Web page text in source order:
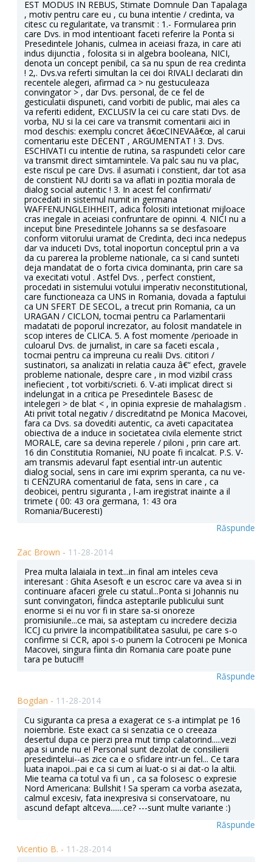
EST MODUS IN REBUS, Stimate Domnule Dan Tapalaga
, motiv pentru care eu , cu buna intentie / credinta, va
citesc cu regularitate, va transmit : 1.- Formularea prin
care Dvs. in mod intentioant faceti referire la Ponta si
Presedintele Johanis, culmea in aceiasi fraza, in care ati
indus dijunctia , folosita si in algebra booleana, NICI,
denota un concept penibil, ca sa nu spun de rea credinta
! 2,. Dvs.va referti simultan la cei doi RIVALI declarati din
recentele alegeri, afirmad ca > nu gestuculeaza
convingator > , dar Dvs. personal, de ce fel de
gesticulatii dispuneti, cand vorbiti de public, mai ales ca
va referiti edident, EXCLUSIV la cei cu care stati Dvs. de
vorba, NU si la cei care va transmit comentarii aici in
mod deschis: exemplu concret â€œCINEVAâ€œ, al carui
comentariu este DECENT , ARGUMENTAT ! 3. Dvs.
ESCHIVATI cu intentie de rutina, sa raspundeti celor care
va transmit direct simtamintele. Va palc sau nu va plac,
este riscul pe care Dvs. il asumati i constient, dar tot asa
de constient NU doriti sa va aflati in pozitia morala de
dialog social autentic ! 3. In acest fel confirmati/
procedati in sistemul numit in germana
WAFFENUNGLEIHHEIT, adica folositi intetionat mijloace
cras inegale in aceiasi confruntare de opinni. 4. NICI nu a
inceput bine Presedintele Johanns sa se desfasoare
conform viitorului uramat de Credinta, deci inca nedepus
dar va induceti Dvs, total inoportun conceptul prin a va
da cu parerea la probleme nationale, ca si cand sunteti
deja mandatat de o forta civica dominanta, prin care sa
va execitati votul . Astfel Dvs. , perfect constient,
procedati in sistemului votului imperativ neconstitutional,
care functioneaza ca UNS in Romania, dovada a faptului
ca UN SFERT DE SECOL, a trecut prin Romania, ca un
URAGAN / CICLON, tocmai pentru ca Parlamentarii
madatati de poporul increzator, au folosit mandatele in
scop interes de CLICA. 5. A fost momente /perioade in
culoarul Dvs. de jurnalist, in care sa faceti escala ,
tocmai pentru ca impreuna cu realii Dvs. cititori /
sustinatori, sa analizati in relatia cauza â€“ efect, gravele
probleme nationale, despre care , in mod vizibil crass
inefiecient , tot vorbiti/scrieti. 6. V-ati implicat direct si
indelungat in a critica pe Presedintele Basesc de
intelegeri > de blat < , in opinia expresie de mahalagism .
Ati privit total negativ / discreditatnd pe Monica Macovei,
fara ca Dvs. sa dovediti autentic, ca aveti capacitatea
obiectiva de a induce in societatea civila elemente strict
MORALE, care sa devina reperele / piloni , prin care art.
16 din Constitutia Romaniei, NU poate fi incalcat. P.S. V-
am transmis adevarul fapt esential intr-un autentic
dialog social, sens in care imi exprim speranta, ca nu ve-
ti CENZURA comentariul de fata, sens in care , ca
deobicei, pentru siguranta , l-am iregistrat inainte a il
trimete ( 00: 43 ora germana, 1: 43 ora
Romania/Buceresti)
Răspunde
Zac Brown - 11-28-2014
Prea multa lalaiala in text...in final am inteles ceva
interesant : Ghita Asesoft e un escroc care va avea si in
continuare afaceri grele cu statul...Ponta si Johannis nu
sunt convingatori, fiindca asteptarile publicului sunt
enorme si ei nu vor fi in stare sa-si onoreze
promisiunile...ce mai, sa asteptam cu incredere decizia
ICCJ cu privire la incompatibilitatea sasului, pe care s-o
confirme si CCR, apoi s-o punem la Cotroceni pe Monica
Macovei, singura fiinta din Romania care poate pune
tara pe butuci!!!
Răspunde
Bogdan - 11-28-2014
Cu siguranta ca presa a exagerat ce s-a intimplat pe 16
noiembrie. Este exact ca si senzatia ce o creeaza
desertul dupa ce pierzi prea mut timp calatorind.....vezi
apa si unde nu e! Personal sunt dezolat de consilierii
presedintelui--as zice ca e o sfidare intr-un fel... Ce tara
luata inapoi...pai e ca si cum ai luat-o si ai dat-o la altii.
Mie teama ca totul va fi un , ca sa folosesc o expresie
Nord Americana: Bullshit ! Sa speram ca vorba asezata,
calmul excesiv, fata inexpresiva si conservatoare, nu
ascund defapt altceva.......ce? ---sunt multe variante :)
Răspunde
Vicentio B. - 11-28-2014